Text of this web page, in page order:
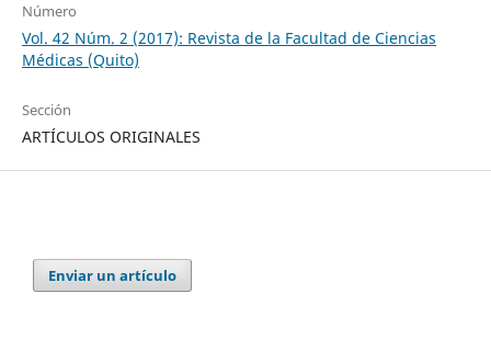
Número
Vol. 42 Núm. 2 (2017): Revista de la Facultad de Ciencias
Médicas (Quito)
Sección
ARTÍCULOS ORIGINALES
Enviar un artículo